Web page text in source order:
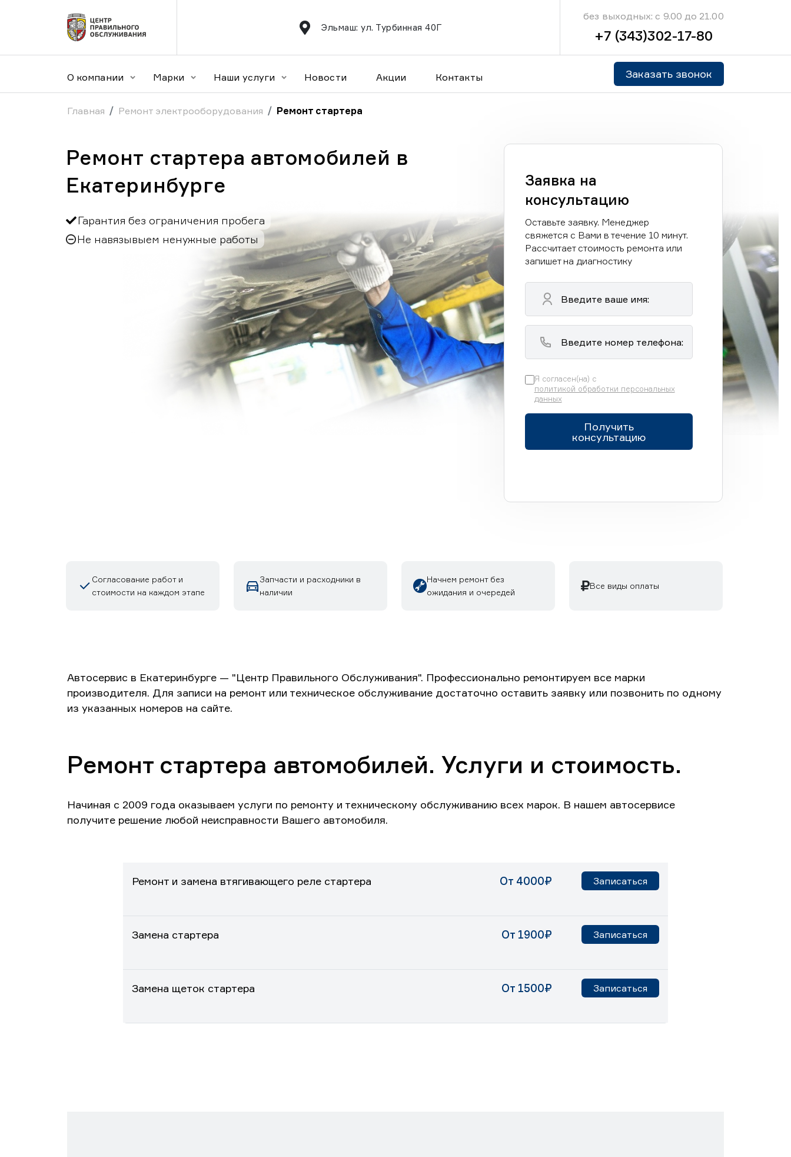
Эльмаш: ул. Турбинная 40Г
без выходных: с 9.00 до 21.00
+7 (343)302-17-80
О компании Марки Наши услуги Новости Акции Контакты Заказать звонок
Главная Ремонт электрооборудования Ремонт стартера
Ремонт стартера автомобилей в
Екатеринбурге
Гарантия без ограничения пробега
Не навязывыем ненужные работы
Заявка на
консультацию
Оставьте заявку. Менеджер
свяжется с Вами в течение 10 минут.
Рассчитает стоимость ремонта или
запишет на диагностику
Я согласен(на) с
политикой обработки персональных
данных
Получить
консультацию
Согласование работ и
стоимости на каждом этапе
Запчасти и расходники в
наличии
Начнем ремонт без
ожидания и очередей
Все виды оплаты
Автосервис в Екатеринбурге — "Центр Правильного Обслуживания". Профессионально ремонтируем все марки
производителя. Для записи на ремонт или техническое обслуживание достаточно оставить заявку или позвонить по одному
из указанных номеров на сайте.
Ремонт стартера автомобилей. Услуги и стоимость.
Начиная с 2009 года оказываем услуги по ремонту и техническому обслуживанию всех марок. В нашем автосервисе
получите решение любой неисправности Вашего автомобиля.
Ремонт и замена втягивающего реле стартера От 4000₽ Записаться
Замена стартера От 1900₽ Записаться
Замена щеток стартера От 1500₽ Записаться